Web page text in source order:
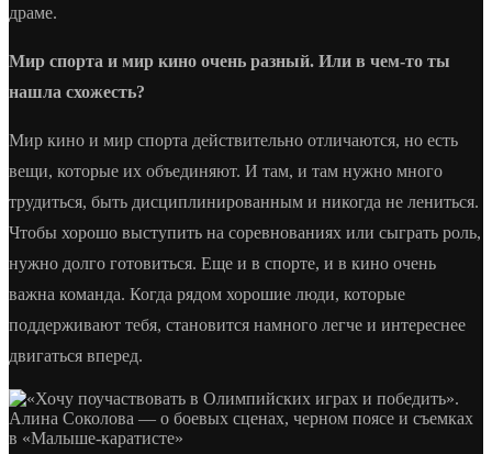
драме.
Мир спорта и мир кино очень разный. Или в чем-то ты
нашла схожесть?
Мир кино и мир спорта действительно отличаются, но есть
вещи, которые их объединяют. И там, и там нужно много
трудиться, быть дисциплинированным и никогда не лениться.
Чтобы хорошо выступить на соревнованиях или сыграть роль,
нужно долго готовиться. Еще и в спорте, и в кино очень
важна команда. Когда рядом хорошие люди, которые
поддерживают тебя, становится намного легче и интереснее
двигаться вперед.